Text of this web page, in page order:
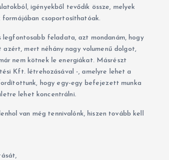
igényekből tevődik össze, melyek
formájában csoportosíthatóak.
legfontosabb feladata, azt mondanám, hogy
mert néhány nagy volumenű dolgot,
nem kötnek le energiákat. Másrészt
Kft. létrehozásával -, amelyre lehet a
hogy egy-egy befejezett munka
lehet koncentrálni.
van még tennivalónk, hiszen tovább kell